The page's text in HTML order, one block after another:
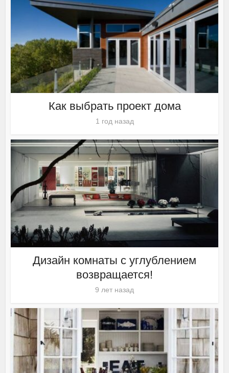
Как выбрать проект дома
1 год назад
Дизайн комнаты с углублением
возвращается!
9 лет назад